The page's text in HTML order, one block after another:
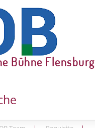
Bühne Flensburg